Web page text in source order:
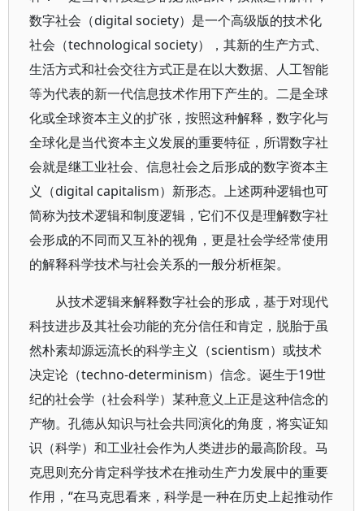
数字社会（digital society）是一个高级版的技术化
社会（technological society），其新的生产方式、
生活方式和社会交往方式正是在以大数据、人工智能
等为代表的新一代信息技术作用下产生的。二是全球
化或全球资本主义的扩张，按照这种解释，数字化与
全球化是当代资本主义发展的重要特征，所谓数字社
会就是继工业社会、信息社会之后形成的数字资本主
义（digital capitalism）新形态。上述两种逻辑也可
简称为技术逻辑和制度逻辑，它们不仅是理解数字社
会形成的不同而又互补的视角，更是社会学经常使用
的解释科学技术与社会关系的一般分析框架。
从技术逻辑来解释数字社会的形成，基于对现代
科技进步及其社会功能的充分信任和肯定，脱胎于虽
然朴素却源远流长的科学主义（scientism）或技术
决定论（techno-determinism）信念。诞生于19世
纪的社会学（社会科学）某种意义上正是这种信念的
产物。孔德从知识与社会共同演化的角度，将实证知
识（科学）和工业社会作为人类进步的最高阶段。马
克思则充分肯定科学技术在推动生产力发展中的重要
作用，“在马克思看来，科学是一种在历史上起推动作